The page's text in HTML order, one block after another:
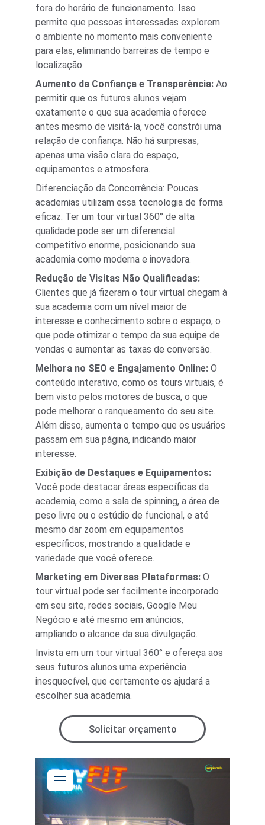
Solicitar orçamento
fora do horário de funcionamento. Isso
permite que pessoas interessadas explorem
o ambiente no momento mais conveniente
para elas, eliminando barreiras de tempo e
localização.
Aumento da Confiança e Transparência: Ao
permitir que os futuros alunos vejam
exatamente o que sua academia oferece
antes mesmo de visitá-la, você constrói uma
relação de confiança. Não há surpresas,
apenas uma visão clara do espaço,
equipamentos e atmosfera.
Diferenciação da Concorrência: Poucas
academias utilizam essa tecnologia de forma
eficaz. Ter um tour virtual 360° de alta
qualidade pode ser um diferencial
competitivo enorme, posicionando sua
academia como moderna e inovadora.
Redução de Visitas Não Qualificadas:
Clientes que já fizeram o tour virtual chegam à
sua academia com um nível maior de
interesse e conhecimento sobre o espaço, o
que pode otimizar o tempo da sua equipe de
vendas e aumentar as taxas de conversão.
Melhora no SEO e Engajamento Online: O
conteúdo interativo, como os tours virtuais, é
bem visto pelos motores de busca, o que
pode melhorar o ranqueamento do seu site.
Além disso, aumenta o tempo que os usuários
passam em sua página, indicando maior
interesse.
Exibição de Destaques e Equipamentos:
Você pode destacar áreas específicas da
academia, como a sala de spinning, a área de
peso livre ou o estúdio de funcional, e até
mesmo dar zoom em equipamentos
específicos, mostrando a qualidade e
variedade que você oferece.
Marketing em Diversas Plataformas: O
tour virtual pode ser facilmente incorporado
em seu site, redes sociais, Google Meu
Negócio e até mesmo em anúncios,
ampliando o alcance da sua divulgação.
Invista em um tour virtual 360° e ofereça aos
seus futuros alunos uma experiência
inesquecível, que certamente os ajudará a
escolher sua academia.